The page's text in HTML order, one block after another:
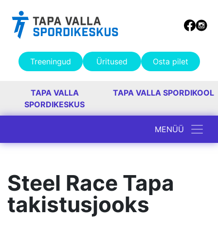
Treeningud Üritused Osta pilet
TAPA VALLA
SPORDIKESKUS
TAPA VALLA SPORDIKOOL
Peamine navigatsioon
MENÜÜ
Steel Race Tapa
takistusjooks